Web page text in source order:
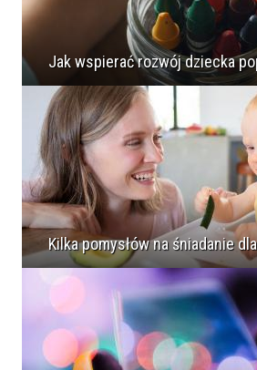
Jak wspierać rozwój dziecka
Kilka pomysłów na śniadanie